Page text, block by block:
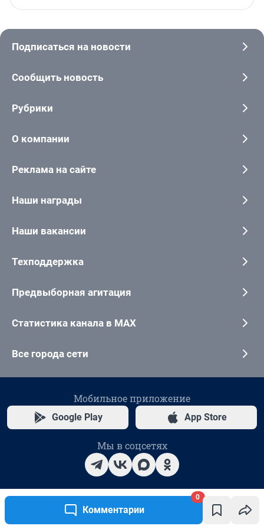
Комментарии
0